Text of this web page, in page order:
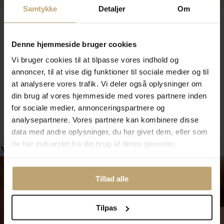
Samtykke Detaljer Om
Denne hjemmeside bruger cookies
Vi bruger cookies til at tilpasse vores indhold og
annoncer, til at vise dig funktioner til sociale medier og til
at analysere vores trafik. Vi deler også oplysninger om
din brug af vores hjemmeside med vores partnere inden
for sociale medier, annonceringspartnere og
analysepartnere. Vores partnere kan kombinere disse
data med andre oplysninger, du har givet dem, eller som
de har indsamlet fra din brug af deres tjenester.
Tillad alle
Tilpas
STINE A ring – kreativt design med
personlighed
En STINE A ring kendetegnes ved sit legende og
feminine udtryk. Designer Stine A Johansen er kendt
for at arbejde med organiske former, farver og
asymmetri, og det afspejles tydeligt i ringene. De er
skabt til at kunne bæres alene eller kombineres i lag
for et mere markant statement.
STINE A ring med sten
hverdag og fest. Stenene er ofte placeret diskret i
designet, så ringen bevarer sit lette og moderne
udtryk.
STINE A hjerte ring – symbolik og
Vis mere
Måske er det her relevant for dig?